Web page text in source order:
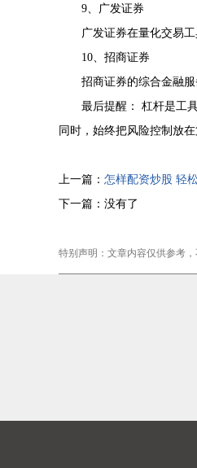
9、广发证券
广发证券在量化交易
10、招商证券
招商证券的综合金融
最后提醒： 杠杆是工
同时，始终把风险控制放
上一篇： 怎样配资炒股 轻
下一篇：没有了
特别声明：文章内容仅供参考